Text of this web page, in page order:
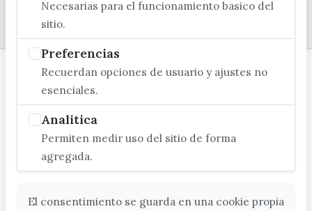
Necesarias para el funcionamiento basico del
sitio.
Preferencias
Recuerdan opciones de usuario y ajustes no
esenciales.
Analitica
Permiten medir uso del sitio de forma
agregada.
El consentimiento se guarda en una cookie propia